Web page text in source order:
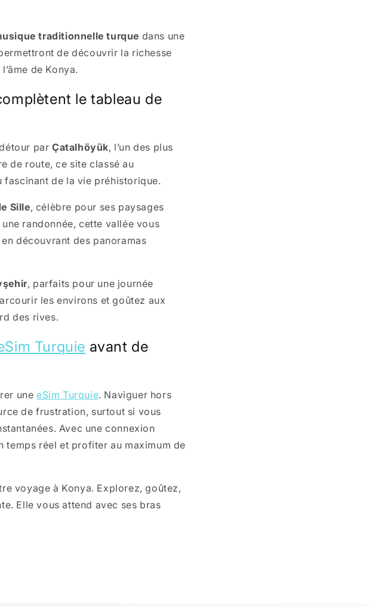
traditionnelle turque dans une
de découvrir la richesse
de Konya.
le tableau de
par Çatalhöyük, l’un des plus
de route, ce site classé au
fascinant de la vie préhistorique.
Sille, célèbre pour ses paysages
randonnée, cette vallée vous
découvrant des panoramas
, parfaits pour une journée
les environs et goûtez aux
des rives.
Turquie avant de
uneeSim Turquie. Naviguer hors
de frustration, surtout si vous
Avec une connexion
réel et profiter au maximum de
voyage à Konya. Explorez, goûtez,
Elle vous attend avec ses bras